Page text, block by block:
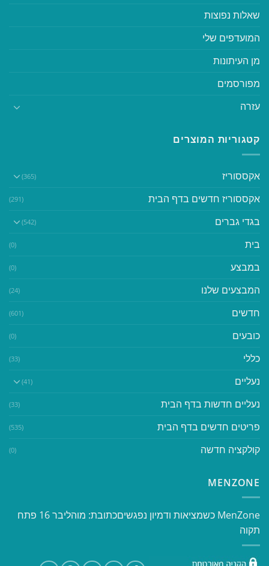
שאלות נפוצות
המועדפים שלי
מן העיתונות
מפורסמים
עזרה
קטגוריות המוצרים
אקססוריז (365)
אקססוריז חדשים בדף הבית (291)
בגדי גברים (542)
בית (0)
במבצע (0)
המבצעים שלנו (24)
חדשים (601)
כובעים (0)
כללי (33)
נעליים (41)
נעליים חדשות בדף הבית (33)
פריטים חדשים בדף הבית (535)
קולקציה חדשה (0)
MENZONE
​​MenZone כשמציאות ודמיון נפגשים​ כתובת: מוהליבר 16 פתח
תקוה